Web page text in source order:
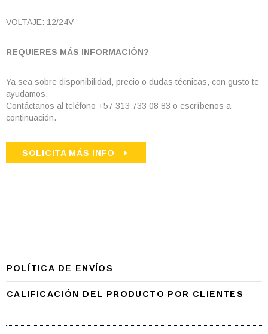
VOLTAJE: 12/24V
REQUIERES MÁS INFORMACIÓN?
Ya sea sobre disponibilidad, precio o dudas técnicas, con gusto te
ayudamos.
Contáctanos al teléfono +57 313 733 08 83 o escríbenos a
continuación.
SOLICITA MÁS INFO
POLÍTICA DE ENVÍOS
CALIFICACIÓN DEL PRODUCTO POR CLIENTES